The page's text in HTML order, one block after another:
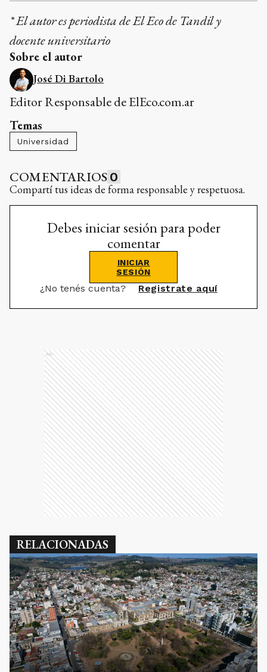
* El autor es periodista de El Eco de Tandil y
docente universitario
Sobre el autor
José Di Bartolo
Editor Responsable de ElEco.com.ar
Temas
Universidad
COMENTARIOS 0
Compartí tus ideas de forma responsable y respetuosa.
Debes iniciar sesión para poder
comentar
INICIAR
SESIÓN
¿No tenés cuenta? Registrate aquí
Ads
RELACIONADAS